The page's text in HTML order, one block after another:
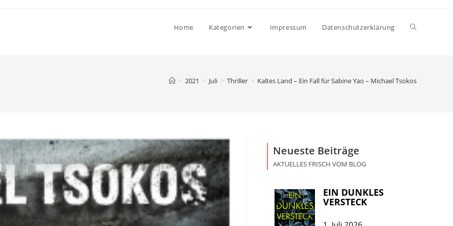
Home Kategorien Impressum Datenschutzerklärung
> 2021 > Juli > Thriller > Kaltes Land – Ein Fall für Sabine Yao – Michael Tsokos
Neueste Beiträge
AKTUELLES FRISCH VOM BLOG
EIN DUNKLES
VERSTECK